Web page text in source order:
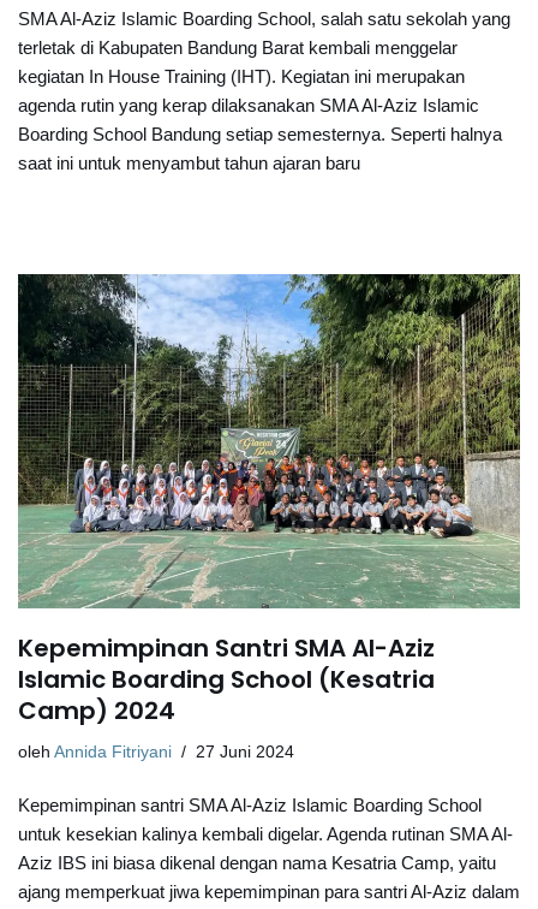
SMA Al-Aziz Islamic Boarding School, salah satu sekolah yang
terletak di Kabupaten Bandung Barat kembali menggelar
kegiatan In House Training (IHT). Kegiatan ini merupakan
agenda rutin yang kerap dilaksanakan SMA Al-Aziz Islamic
Boarding School Bandung setiap semesternya. Seperti halnya
saat ini untuk menyambut tahun ajaran baru
Kepemimpinan Santri SMA Al-Aziz
Islamic Boarding School (Kesatria
Camp) 2024
oleh Annida Fitriyani 27 Juni 2024
Kepemimpinan santri SMA Al-Aziz Islamic Boarding School
untuk kesekian kalinya kembali digelar. Agenda rutinan SMA Al-
Aziz IBS ini biasa dikenal dengan nama Kesatria Camp, yaitu
ajang memperkuat jiwa kepemimpinan para santri Al-Aziz dalam